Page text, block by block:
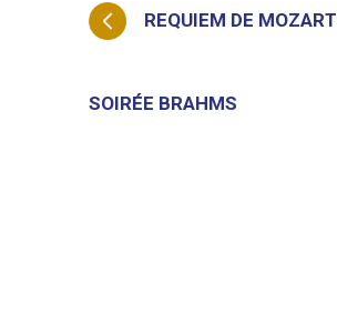
REQUIEM DE MOZART
SOIRÉE BRAHMS